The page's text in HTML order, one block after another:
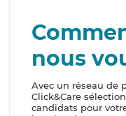
nous
Avec un réseau de
Click&Care
candidats pour